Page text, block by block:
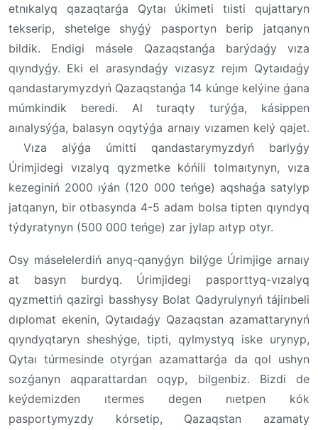
etnıkalyq qazaqtarǵa Qytaı úkimeti tıisti qujattaryn
tekserip, shetelge shyǵý pasportyn berip jatqanyn
bildik. Endigi másele Qazaqstanǵa barýdaǵy vıza
qıyndyǵy. Eki el arasyndaǵy vızasyz rejım Qytaıdaǵy
qandastarymyzdyń Qazaqstanǵa 14 kúnge kelýine ǵana
múmkindik beredi. Al turaqty turýǵa, kásippen
aınalysýǵa, balasyn oqytýǵa arnaıy vızamen kelý qajet.
Vıza alýǵa úmitti qandastarymyzdyń barlyǵy
Úrimjidegi vızalyq qyzmetke kóńili tolmaıtynyn, vıza
kezeginiń 2000 ıýán (120 000 teńge) aqshaǵa satylyp
jatqanyn, bir otbasynda 4-5 adam bolsa tipten qıyndyq
týdyratynyn (500 000 teńge) zar jylap aıtyp otyr.
Osy máselelerdiń anyq-qanyǵyn bilýge Úrimjige arnaıy
at basyn burdyq. Úrimjidegi pasporttyq-vızalyq
qyzmettiń qazirgi basshysy Bolat Qadyrulynyń tájirıbeli
dıplomat ekenin, Qytaıdaǵy Qazaqstan azamattarynyń
qıyndyqtaryn sheshýge, tipti, qylmystyq iske urynyp,
Qytaı túrmesinde otyrǵan azamattarǵa da qol ushyn
sozǵanyn aqparattardan oqyp, bilgenbiz. Bizdi de
keýdemizden ıtermes degen nıetpen kók
pasportymyzdy kórsetip, Qazaqstan azamaty